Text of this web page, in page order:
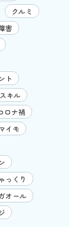
クルミ
害
ト
キル
ロナ禍
イモ
っくり
オール